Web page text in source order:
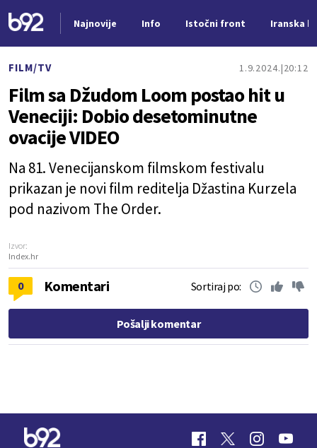
Najnovije Info Istočni front Iranska
FILM/TV 1.9.2024. 20:12
Film sa Džudom Loom postao hit u
Veneciji: Dobio desetominutne
ovacije VIDEO
Na 81. Venecijanskom filmskom festivalu
prikazan je novi film reditelja Džastina Kurzela
pod nazivom The Order.
Izvor:
Index.hr
0 Komentari Sortiraj po:
Pošalji komentar